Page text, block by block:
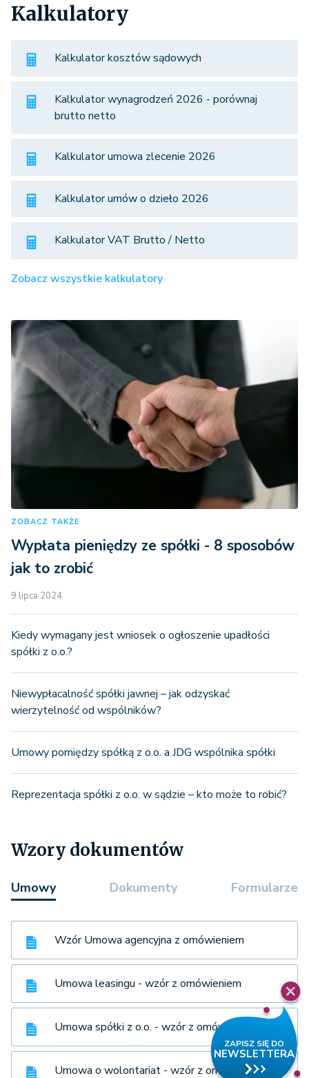
Kalkulatory
Kalkulator kosztów sądowych
Kalkulator wynagrodzeń 2026 - porównaj
brutto netto
Kalkulator umowa zlecenie 2026
Kalkulator umów o dzieło 2026
Kalkulator VAT Brutto / Netto
Zobacz wszystkie kalkulatory
ZOBACZ TAKŻE
Wypłata pieniędzy ze spółki - 8 sposobów
jak to zrobić
9 lipca 2024
Kiedy wymagany jest wniosek o ogłoszenie upadłości
spółki z o.o.?
Niewypłacalność spółki jawnej – jak odzyskać
wierzytelność od wspólników?
Umowy pomiędzy spółką z o.o. a JDG wspólnika spółki
Reprezentacja spółki z o.o. w sądzie – kto może to robić?
Wzory dokumentów
Umowy Dokumenty Formularze
Wzór Umowa agencyjna z omówieniem
Umowa leasingu - wzór z omówieniem
Umowa spółki z o.o. - wzór z omówieniem
Umowa o wolontariat - wzór z omówieniem